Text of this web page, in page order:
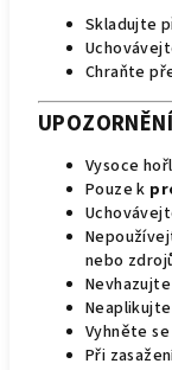
Skladujte
Chraňte
UPOZORNĚNÍ
Vysoce
Pouze k
nebo
Vyhněte
Při